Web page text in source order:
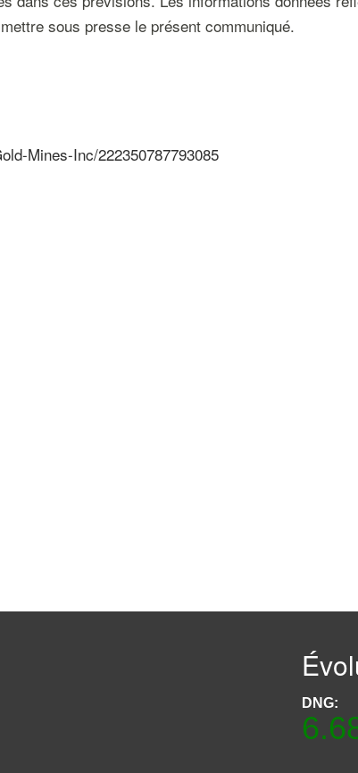
sous presse le présent communiqué.
Mines-Inc/222350787793085
DNG: